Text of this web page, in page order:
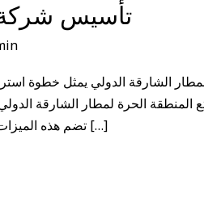
تأسيس شركة
الشارقة الدولي يمثل خطوة
المنطقة الحرة لمطار الشارقة
تضم هذه الميزات إعفاءات ضريبية مغرية، وإجراءات تراخيص ميسرة، وبنية تحتية متطورة، إضافة […]